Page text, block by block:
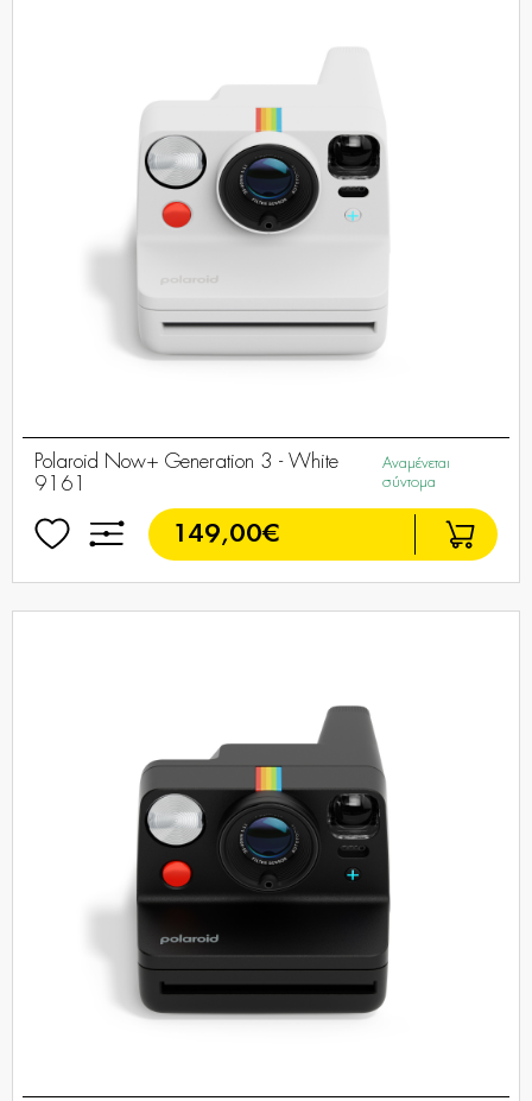
Polaroid Now+ Generation 3 - White
9161
Αναμένεται
σύντομα
149,00€